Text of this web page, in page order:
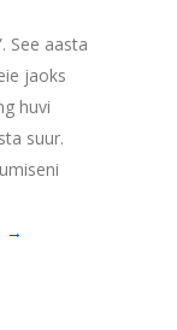
See aasta
jaoks
huvi
suur.
→